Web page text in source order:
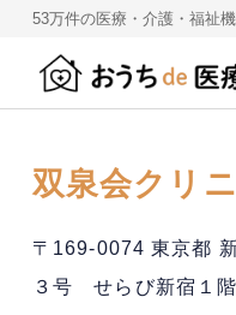
53万件の医療・介護・福祉
双泉会クリ
〒169-0074 東京都
３号 せらび新宿１階